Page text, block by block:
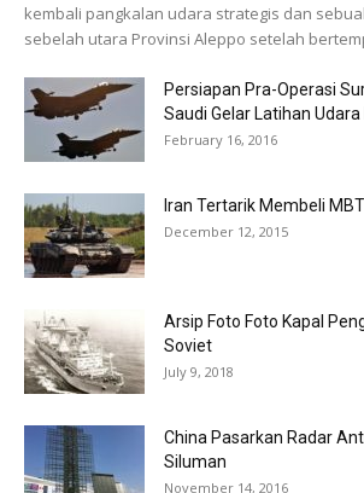
kembali pangkalan udara strategis dan
sebelah utara Provinsi Aleppo setelah
Persiapan Pra-Operasi
Saudi Gelar Latihan
February 16, 2016
Iran Tertarik Membeli
December 12, 2015
Arsip Foto Foto Kapal
Soviet
July 9, 2018
China Pasarkan Radar
Siluman
November 14, 2016